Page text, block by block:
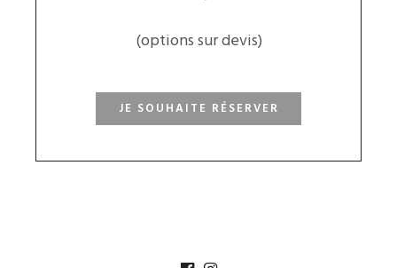
(options sur devis)
JE SOUHAITE RÉSERVER